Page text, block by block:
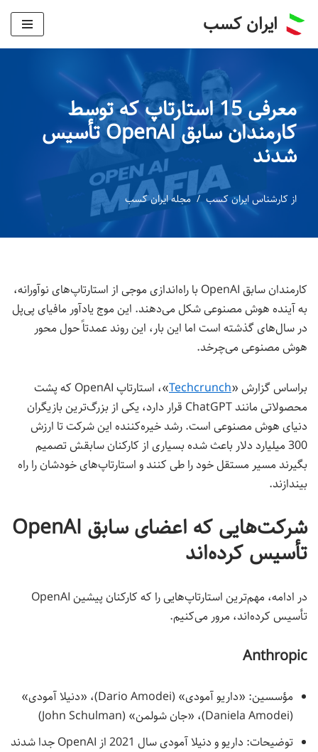
پرش
ایران کسب
معرفی 15 استارتاپ که توسط
کارمندان سابق OpenAI تأسیس
شدند
از کارشناس ایران کسب مجله ایران کسب
کارمندان سابق OpenAI با راه‌اندازی موجی از استارتاپ‌های نوآورانه،
به آینده هوش مصنوعی شکل می‌دهند. این موج یادآور مافیای پی‌پل
در سال‌های گذشته است اما این‌ بار، این روند عمدتاً حول محور
هوش مصنوعی می‌چرخد.
براساس گزارش «Techcrunch
»، استارتاپ OpenAI که پشت
محصولاتی مانند ChatGPT قرار دارد، یکی از بزرگ‌ترین بازیگران
دنیای هوش مصنوعی است. رشد خیره‌کننده این شرکت تا ارزش
300 میلیارد دلار باعث شده بسیاری از کارکنان سابقش تصمیم
بگیرند مسیر مستقل خود را طی کنند و استارتاپ‌های خودشان را راه‌
بیندازند.
شرکت‌هایی که اعضای سابق OpenAI
تأسیس کرده‌اند
در ادامه، مهم‌ترین استارتاپ‌هایی را که کارکنان پیشین OpenAI
تأسیس کرده‌اند، مرور می‌کنیم.
Anthropic
مؤسسین: «داریو آمودی» (Dario Amodei)، «دنیلا آمودی»
(Daniela Amodei)، «جان شولمن» (John Schulman)
توضیحات: داریو و دنیلا آمودی سال 2021 از OpenAI جدا شدند